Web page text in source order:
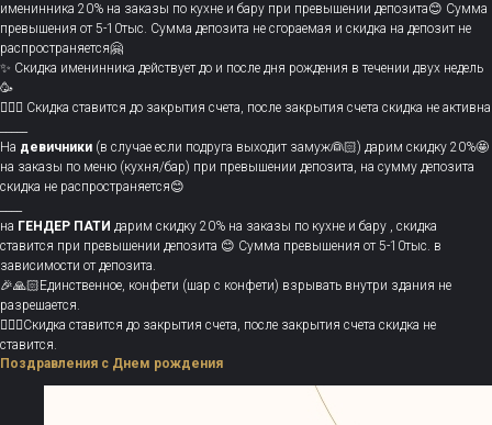
именинника 20% на заказы по кухне и бару при превышении депозита😊 Сумма
превышения от 5-10тыс. Сумма депозита не сгораемая и скидка на депозит не
распространяется🤗
✨ Скидка именинника действует до и после дня рождения в течении двух недель
🥳
💁🏻‍♀️ Скидка ставится до закрытия счета, после закрытия счета скидка не активна
На девичники (в случае если подруга выходит замуж👰🏻) дарим скидку 20%🤩
на заказы по меню (кухня/бар) при превышении депозита, на сумму депозита
скидка не распространяется😊
на ГЕНДЕР ПАТИ дарим скидку 20% на заказы по кухне и бару , скидка
ставится при превышении депозита 😊 Сумма превышения от 5-10тыс. в
зависимости от депозита.
🎉🙏🏻Единственное, конфети (шар с конфети) взрывать внутри здания не
разрешается.
💁🏻‍♀️Скидка ставится до закрытия счета, после закрытия счета скидка не
ставится.
Поздравления с Днем рождения